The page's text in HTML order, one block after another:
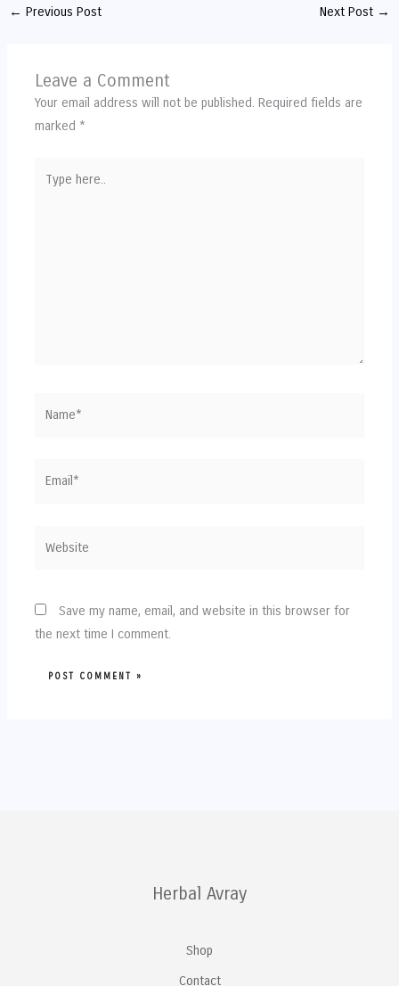
← Previous Post Next Post →
Leave a Comment
Your email address will not be published. Required fields are
marked *
here..
Save my name, email, and website in this browser for
the next time I comment.
Herbal Avray
Shop
Contact